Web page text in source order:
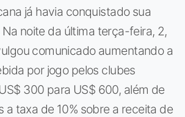
já havia conquistado sua
noite da última terça-feira, 2,
comunicado aumentando a
por jogo pelos clubes
300 para US$ 600, além de
a taxa de 10% sobre a receita de